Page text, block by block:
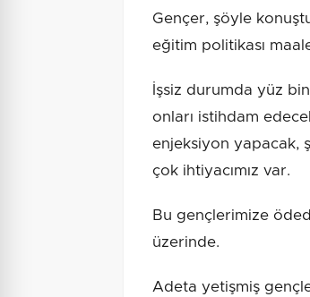
Gençer, şöyle
eğitim politikası
İşsiz durumda yüz
onları istihdam
enjeksiyon yapacak,
çok ihtiyacımız var.
Bu gençlerimize
üzerinde.
Adeta yetişmiş